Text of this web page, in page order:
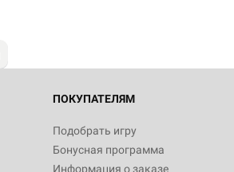
ПОКУПАТЕЛЯМ
Подобрать игру
Бонусная программа
Информация о заказе